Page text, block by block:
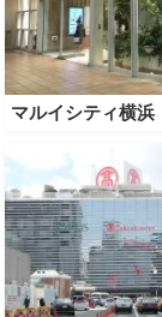
マルイシティ横浜